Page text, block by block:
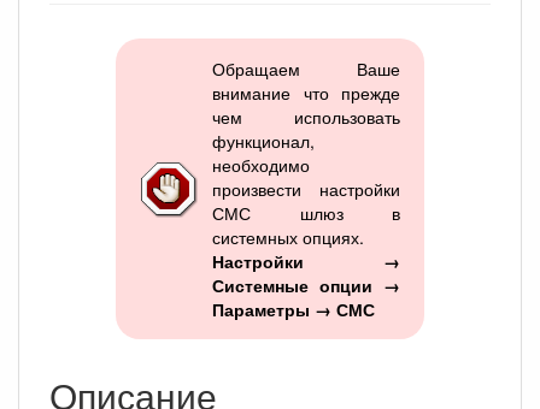
Обращаем Ваше
внимание что прежде
чем использовать
функционал,
необходимо
произвести настройки
СМС шлюз в
системных опциях.
Настройки →
Системные опции →
Параметры → СМС
Описание